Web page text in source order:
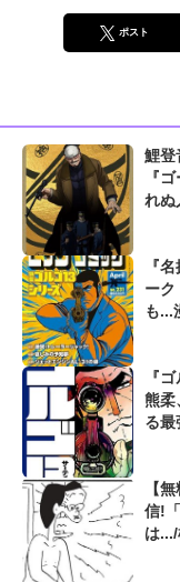
ポスト
鯉登
『
れぬ
『
ーク
も...
『
熊柔
る最
【
信!
は